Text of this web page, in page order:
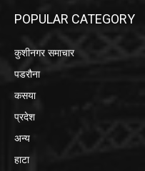
POPULAR CATEGORY
कुशीनगर समाचार
पडरौना
कसया
प्रदेश
अन्य
हाटा